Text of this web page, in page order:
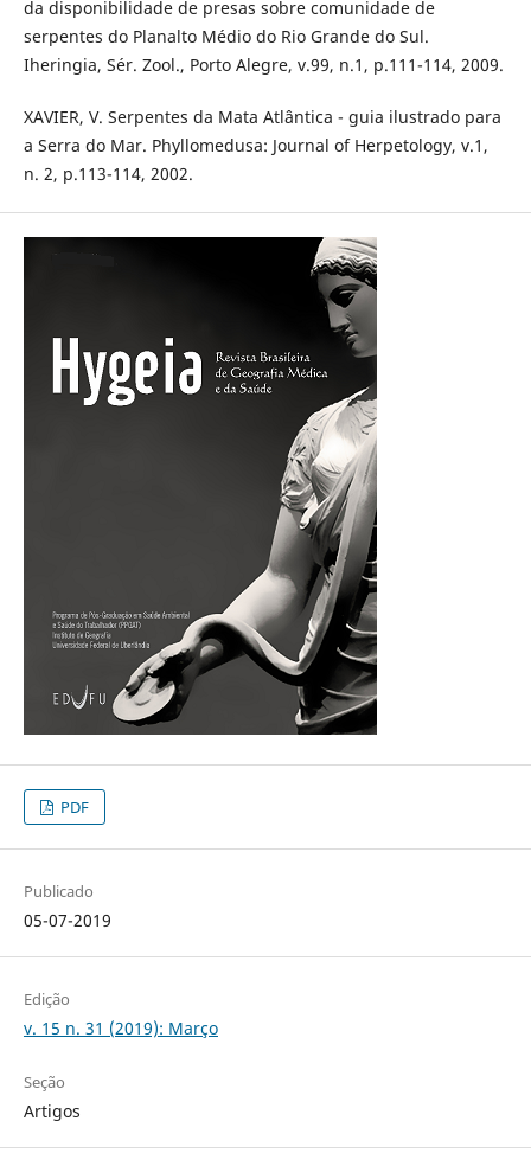
da disponibilidade de presas sobre comunidade de
serpentes do Planalto Médio do Rio Grande do Sul.
Iheringia, Sér. Zool., Porto Alegre, v.99, n.1, p.111-114, 2009.
XAVIER, V. Serpentes da Mata Atlântica - guia ilustrado para
a Serra do Mar. Phyllomedusa: Journal of Herpetology, v.1,
n. 2, p.113-114, 2002.
PDF
Publicado
05-07-2019
Edição
v. 15 n. 31 (2019): Março
Seção
Artigos